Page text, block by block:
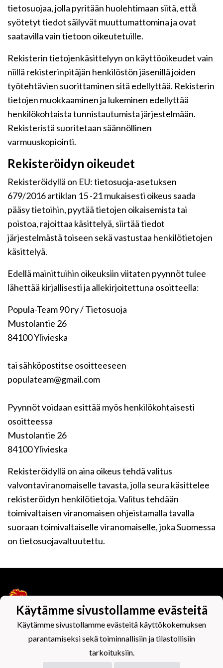
tietosuojaa, jolla pyritään huolehtimaan siitä, että̈
syötetyt tiedot säilyvät muuttumattomina ja ovat
saatavilla vain tietoon oikeutetuille.
Rekisterin tietojenkäsittelyyn on käyttöoikeudet vain
niillä rekisterinpitäjän henkilöstön jäsenillä joiden
työtehtävien suorittaminen sitä edellyttää. Rekisterin
tietojen muokkaaminen ja lukeminen edellyttää
henkilökohtaista tunnistautumista järjestelmään.
Rekisteristä suoritetaan säännöllinen
varmuuskopiointi.
Rekisteröidyn oikeudet
Rekisteröidyllä on EU: tietosuoja-asetuksen
679/2016 artiklan 15 -21 mukaisesti oikeus saada
pääsy tietoihin, pyytää tietojen oikaisemista tai
poistoa, rajoittaa käsittelyä, siirtää tiedot
järjestelmästä toiseen sekä vastustaa henkilötietojen
käsittelyä.
Edellä mainittuihin oikeuksiin viitaten pyynnöt tulee
lähettää kirjallisesti ja allekirjoitettuna osoitteella:
Popula-Team 90 ry / Tietosuoja
Mustolantie 26
84100 Ylivieska
tai sähköpostitse osoitteeseen
populateam@gmail.com
Pyynnöt voidaan esittää myös henkilökohtaisesti
osoitteessa
Mustolantie 26
84100 Ylivieska
Rekisteröidyllä on aina oikeus tehdä valitus
valvontaviranomaiselle tavasta, jolla seura käsittelee
rekisteröidyn henkilötietoja. Valitus tehdään
toimivaltaisen viranomaisen ohjeistamalla tavalla
suoraan toimivaltaiselle viranomaiselle, joka Suomessa
on tietosuojavaltuutettu.
Tietosuojaseloste
Käytämme sivustollamme evästeitä
Käytämme sivustollamme evästeitä käyttökokemuksen
parantamiseksi sekä toiminnallisiin ja tilastollisiin
tarkoituksiin.